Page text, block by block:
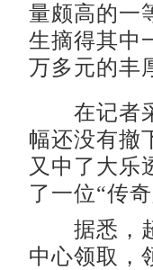
量颇高的一
生摘得其中
万多元的丰
在记者采
幅还没有撤
又中了大乐
了一位“传奇
据悉，超
中心领取，